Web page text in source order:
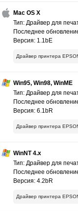
Mac OS X
Тип: Драйвер для
Последнее
Версия: 1.1bE
Драйвер принтера
Win95, Win98, WinME
Тип: Драйвер для
Последнее
Версия: 6.1bR
Драйвер принтера
WinNT 4.x
Тип: Драйвер для
Последнее
Версия: 4.2bR
Драйвер принтера